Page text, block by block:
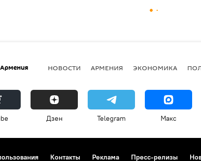
Армения НОВОСТИ АРМЕНИЯ ЭКОНОМИКА
Дзен Telegram Макс
Контакты Реклама Пресс-релизы